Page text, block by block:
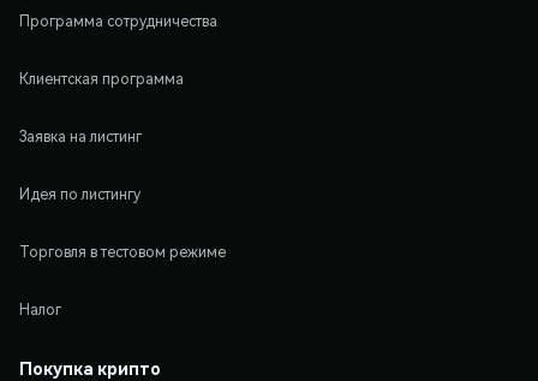
Программа сотрудничества
Клиентская программа
Заявка на листинг
Идея по листингу
Торговля в тестовом режиме
Налог
Покупка крипто